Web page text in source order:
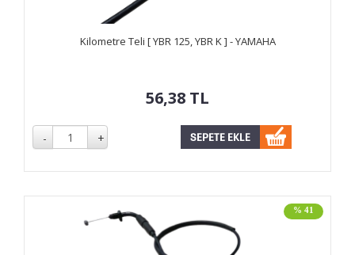
Kilometre Teli [ YBR 125, YBR K ] - YAMAHA
56,38 TL
% 41